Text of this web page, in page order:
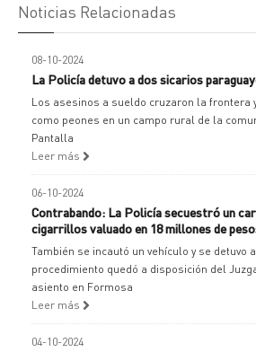
Noticias Relacionadas
08-10-2024
La Policía detuvo a dos sicarios
Los asesinos a sueldo cruzaron la frontera
como peones en un campo rural de la
Pantalla
Leer más
06-10-2024
Contrabando: La Policía secuestró un
cigarrillos valuado en 18 millones de
También se incautó un vehículo y se detuvo
procedimiento quedó a disposición del
asiento en Formosa
Leer más
04-10-2024